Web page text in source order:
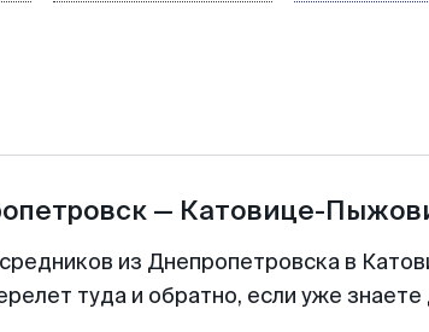
— Катовице-
из Днепропетровска в
туда и обратно, если уже